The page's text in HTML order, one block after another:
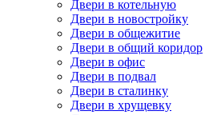
Двери в котельную
Двери в новостройку
Двери в общежитие
Двери в общий коридор
Двери в офис
Двери в подвал
Двери в сталинку
Двери в хрущевку